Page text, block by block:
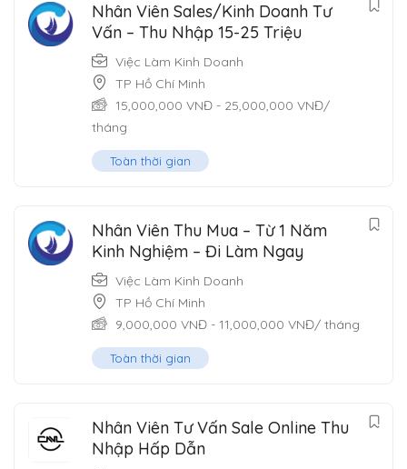
Nhân Viên Sales/Kinh Doanh Tư
Vấn – Thu Nhập 15-25 Triệu
Việc Làm Kinh Doanh
TP Hồ Chí Minh
15,000,000 VNĐ - 25,000,000 VNĐ/
tháng
Toàn thời gian
Nhân Viên Thu Mua – Từ 1 Năm
Kinh Nghiệm – Đi Làm Ngay
Việc Làm Kinh Doanh
TP Hồ Chí Minh
9,000,000 VNĐ - 11,000,000 VNĐ/ tháng
Toàn thời gian
Nhân Viên Tư Vấn Sale Online Thu
Nhập Hấp Dẫn